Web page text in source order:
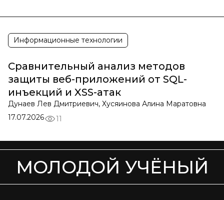
Информационные технологии
Сравнительный анализ методов
защиты веб-приложений от SQL-
инъекций и XSS-атак
Дунаев Лев Дмитриевич, Хусяинова Алина Маратовна
17.07.2026
11
МОЛОДОЙ УЧЁНЫЙ